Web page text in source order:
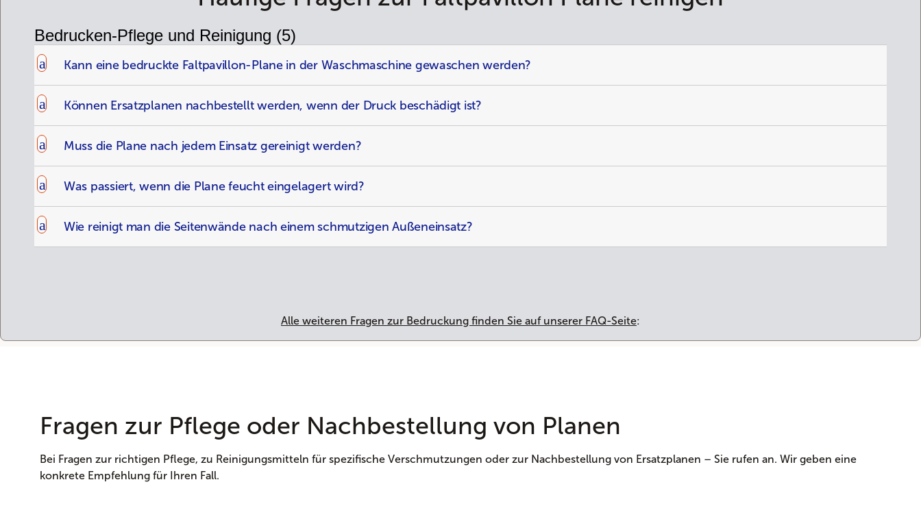
Bedrucken-Pflege und Reinigung (5)
a Kann eine bedruckte Faltpavillon-Plane in der Waschmaschine gewaschen werden?
a Können Ersatzplanen nachbestellt werden, wenn der Druck beschädigt ist?
a Muss die Plane nach jedem Einsatz gereinigt werden?
a Was passiert, wenn die Plane feucht eingelagert wird?
a Wie reinigt man die Seitenwände nach einem schmutzigen Außeneinsatz?
Alle weiteren Fragen zur Bedruckung finden Sie auf unserer FAQ-Seite:
Fragen zur Pflege oder Nachbestellung von Planen
Bei Fragen zur richtigen Pflege, zu Reinigungsmitteln für spezifische Verschmutzungen oder zur Nachbestellung von Ersatzplanen – Sie rufen an. Wir geben eine
konkrete Empfehlung für Ihren Fall.